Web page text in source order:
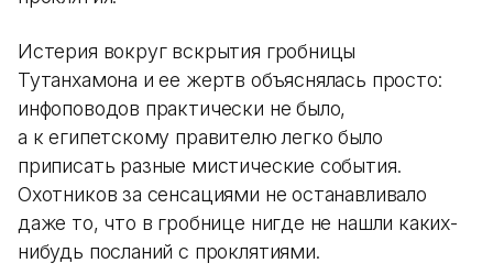
Истерия вокруг вскрытия гробницы
Тутанхамона и ее жертв объяснялась просто:
инфоповодов практически не было,
а к египетскому правителю легко было
приписать разные мистические события.
Охотников за сенсациями не останавливало
даже то, что в гробнице нигде не нашли каких-
нибудь посланий с проклятиями.